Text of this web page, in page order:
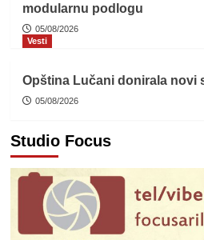
modularnu podlogu
05/08/2026
Vesti
Opština Lučani donirala novi
05/08/2026
Studio Focus